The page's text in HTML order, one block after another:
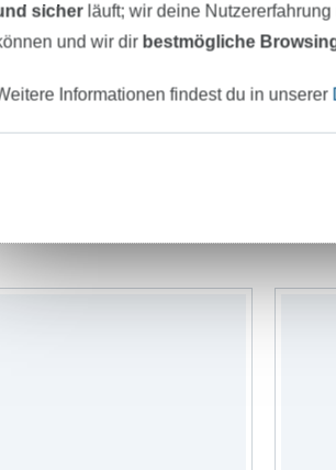
sicherläuft; wir deine
und wir dir bestmögliche
Informationen findest du in unserer